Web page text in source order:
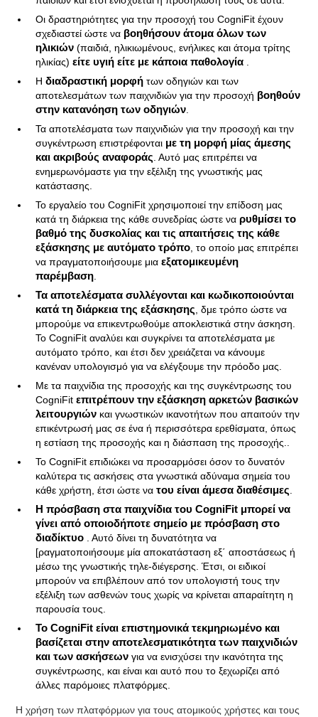
Οι δραστηριότητες για την προσοχή του CogniFit έχουν
σχεδιαστεί ώστε να βοηθήσουν άτομα όλων των
ηλικιών (παιδιά, ηλικιωμένους, ενήλικες και άτομα τρίτης
ηλικίας)είτε υγιή είτε με κάποια παθολογία
Ηδιαδραστική μορφήτων οδηγιών και των
αποτελεσμάτων των παιχνιδιών για την προσοχή βοηθούν
στην κατανόηση των οδηγιών
Τα αποτελέσματα των παιχνιδιών για την προσοχή και την
συγκέντρωση επιστρέφονται με τη μορφή μίας άμεσης
και ακριβούς αναφοράς . Αυτό μας επιτρέπει να
ενημερωνόμαστε για την εξέλιξη της γνωστικής μας
κατάστασης.
Το εργαλείο του CogniFit χρησιμοποιεί την επίδοση μας
κατά τη διάρκεια της κάθε συνεδρίας ώστε ναρυθμίσει το
βαθμό της δυσκολίας και τις απαιτήσεις της κάθε
εξάσκησης με αυτόματο τρόπο , το οποίο μας επιτρέπει
να πραγματοποιήσουμε μιαεξατομικευμένη
παρέμβαση
Τα αποτελέσματα συλλέγονται και κωδικοποιούνται
κατά τη διάρκεια της εξάσκησης , δμε τρόπο ώστε να
μπορούμε να επικεντρωθούμε αποκλειστικά στην άσκηση.
Το CogniFit αναλύει και συγκρίνει τα αποτελέσματα με
αυτόματο τρόπο, και έτσι δεν χρειάζεται να κάνουμε
κανέναν υπολογισμό για να ελέγξουμε την πρόοδο μας.
Με τα παιχνίδια της προσοχής και της συγκέντρωσης του
CogniFitεπιτρέπουν την εξάσκηση αρκετών βασικών
λειτουργιών και γνωστικών ικανοτήτων που απαιτούν την
επικέντρωσή μας σε ένα ή περισσότερα ερεθίσματα, όπως
η εστίαση της προσοχής και η διάσπαση της προσοχής..
Το CogniFit επιδιώκει να προσαρμόσει όσον το δυνατόν
καλύτερα τις ασκήσεις στα γνωστικά αδύναμα σημεία του
κάθε χρήστη, έτσι ώστε νατου είναι άμεσα διαθέσιμες
Η πρόσβαση στα παιχνίδια του CogniFit μπορεί να
γίνει από οποιοδήποτε σημείο με πρόσβαση στο
διαδίκτυο
. Αυτό δίνει τη δυνατότητα να
[ραγματοποιήσουμε μία αποκατάσταση εξ΄ αποστάσεως ή
μέσω της γνωστικής τηλε-διέγερσης. Έτσι, οι ειδικοί
μπορούν να επιβλέπουν από τον υπολογιστή τους την
εξέλιξη των ασθενών τους χωρίς να κρίνεται απαραίτητη η
παρουσία τους.
Το CogniFit είναι επιστημονικά τεκμηριωμένο και
βασίζεται στην αποτελεσματικότητα των παιχνιδιών
και των ασκήσεων για να ενισχύσει την ικανότητα της
συγκέντρωσης, και είναι και αυτό που το ξεχωρίζει από
άλλες παρόμοιες πλατφόρμες.
Η χρήση των πλατφόρμων για τους ατομικούς χρήστες και τους